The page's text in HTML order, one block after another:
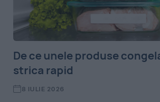
De ce unele produse
strica rapid
8 IULIE 2026